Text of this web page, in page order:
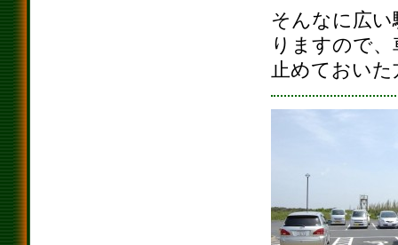
そんなに広
りますので
止めておい